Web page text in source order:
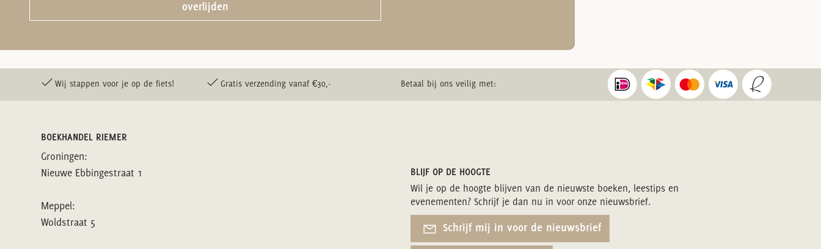
overlijden
Wij stappen voor je op de fiets! Gratis verzending vanaf €30,- Betaal bij ons veilig met:
BOEKHANDEL RIEMER
Groningen:
Nieuwe Ebbingestraat 1
Meppel:
Woldstraat 5
BLIJF OP DE HOOGTE
Wil je op de hoogte blijven van de nieuwste boeken, leestips en
evenementen? Schrijf je dan nu in voor onze nieuwsbrief.
Schrijf mij in voor de nieuwsbrief